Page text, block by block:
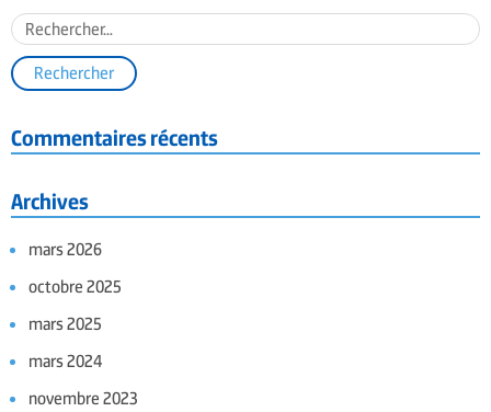
Commentaires récents
Archives
mars 2026
octobre 2025
mars 2025
mars 2024
novembre 2023